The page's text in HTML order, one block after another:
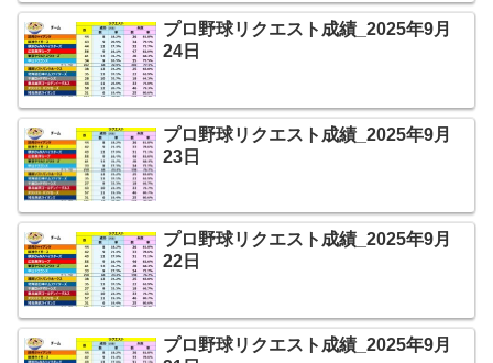
プロ野球リクエスト成績_2025年9月
24日
プロ野球リクエスト成績_2025年9月
23日
プロ野球リクエスト成績_2025年9月
22日
プロ野球リクエスト成績_2025年9月